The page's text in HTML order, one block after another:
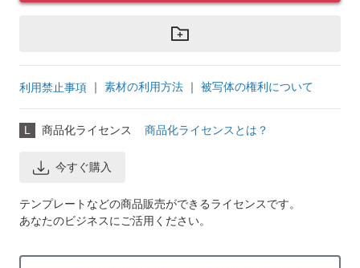
利用禁止事項 ｜ 素材の利用方法 ｜ 被写体の権利について
L 商品化ライセンス 商品化ライセンスとは？
今すぐ購入
テンプレートなどの商品販売ができるライセンスです。
あなたのビジネスにご活用ください。